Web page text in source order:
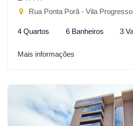
Rua Ponta Porã - Vila
4 Quartos 6 Banheiros 3
Mais informações